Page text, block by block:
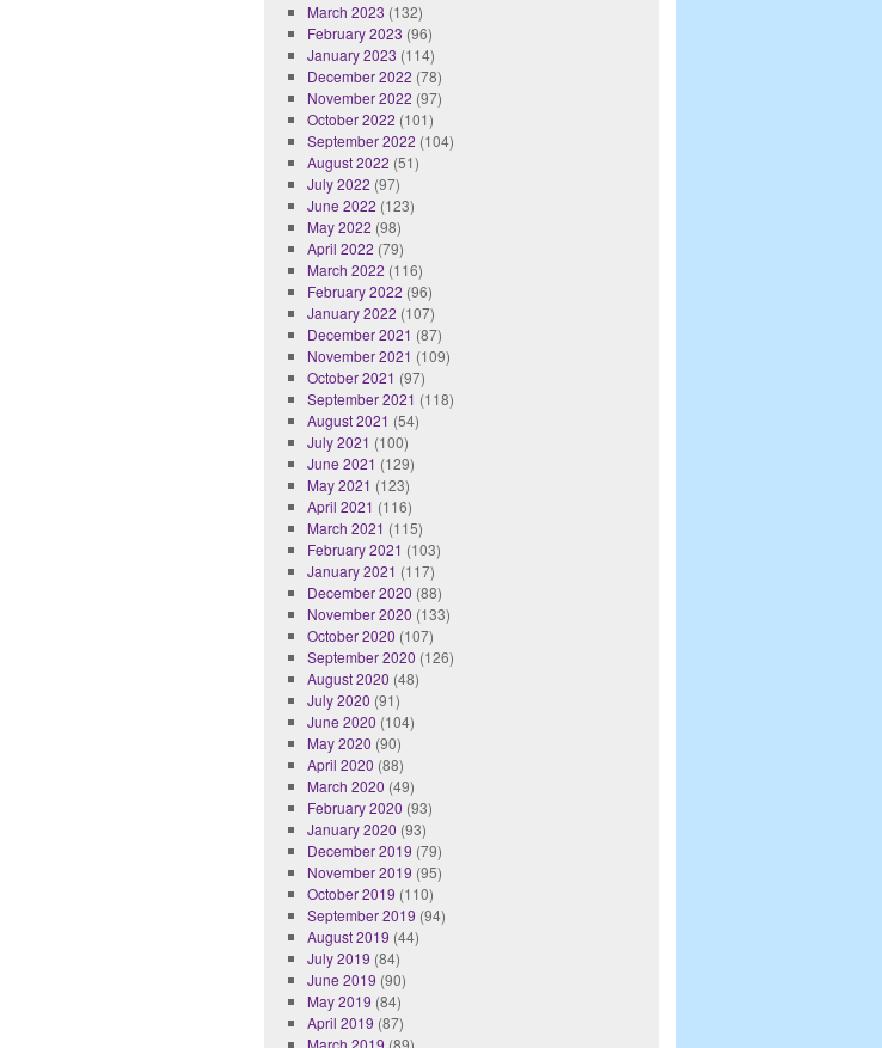
March 2023 (132)
February 2023 (96)
January 2023 (114)
December 2022 (78)
November 2022 (97)
October 2022 (101)
September 2022 (104)
August 2022 (51)
July 2022 (97)
June 2022 (123)
May 2022 (98)
April 2022 (79)
March 2022 (116)
February 2022 (96)
January 2022 (107)
December 2021 (87)
November 2021 (109)
October 2021 (97)
September 2021 (118)
August 2021 (54)
July 2021 (100)
June 2021 (129)
May 2021 (123)
April 2021 (116)
March 2021 (115)
February 2021 (103)
January 2021 (117)
December 2020 (88)
November 2020 (133)
October 2020 (107)
September 2020 (126)
August 2020 (48)
July 2020 (91)
June 2020 (104)
May 2020 (90)
April 2020 (88)
March 2020 (49)
February 2020 (93)
January 2020 (93)
December 2019 (79)
November 2019 (95)
October 2019 (110)
September 2019 (94)
August 2019 (44)
July 2019 (84)
June 2019 (90)
May 2019 (84)
April 2019 (87)
March 2019 (89)